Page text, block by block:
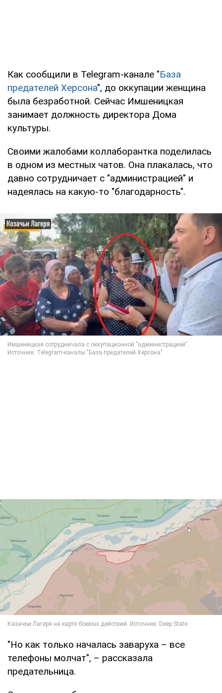
Как сообщили в Telegram-канале "База
предателей Херсона", до оккупации женщина
была безработной. Сейчас Имшеницкая
занимает должность директора Дома
культуры.
Своими жалобами коллаборантка поделилась
в одном из местных чатов. Она плакалась, что
давно сотрудничает с "администрацией" и
надеялась на какую-то "благодарность".
"Но как только началась заваруха – все
телефоны молчат", – рассказала
предательница.